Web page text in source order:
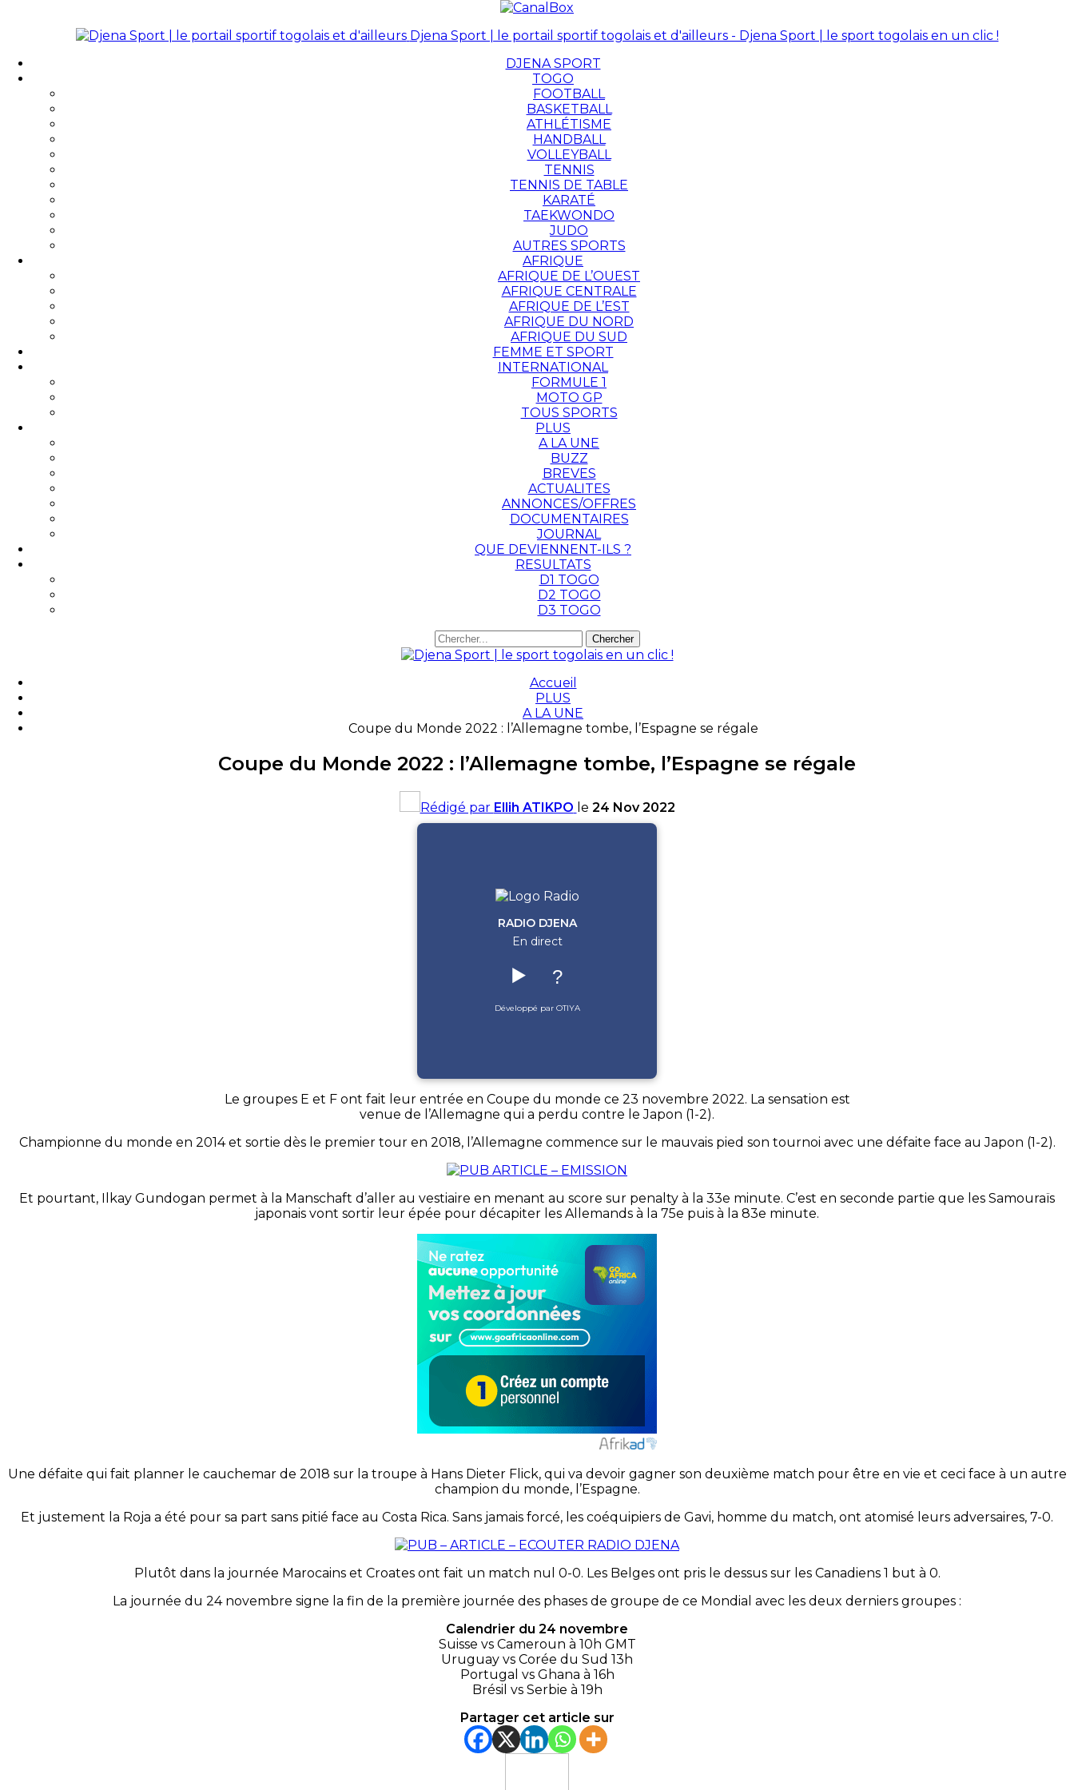
Djena Sport | le portail sportif togolais et d'ailleurs - Djena Sport | le sport togolais en un clic !
DJENA SPORT
TOGO
FOOTBALL
BASKETBALL
ATHLÉTISME
HANDBALL
VOLLEYBALL
TENNIS
TENNIS DE TABLE
KARATÉ
TAEKWONDO
JUDO
AUTRES SPORTS
AFRIQUE
AFRIQUE DE L’OUEST
AFRIQUE CENTRALE
AFRIQUE DE L’EST
AFRIQUE DU NORD
AFRIQUE DU SUD
FEMME ET SPORT
INTERNATIONAL
FORMULE 1
MOTO GP
TOUS SPORTS
PLUS
A LA UNE
BUZZ
BREVES
ACTUALITES
ANNONCES/OFFRES
DOCUMENTAIRES
JOURNAL
QUE DEVIENNENT-ILS ?
RESULTATS
D1 TOGO
D2 TOGO
D3 TOGO
Accueil
PLUS
A LA UNE
Coupe du Monde 2022 : l’Allemagne tombe, l’Espagne se régale
Coupe du Monde 2022 : l’Allemagne tombe, l’Espagne se régale
Rédigé par Ellih ATIKPO le 24 Nov 2022
RADIO DJENA
En direct
▶️ ?
Développé par OTIYA
Le groupes E et F ont fait leur entrée en Coupe du monde ce 23 novembre 2022. La sensation est
venue de l’Allemagne qui a perdu contre le Japon (1-2).
Championne du monde en 2014 et sortie dès le premier tour en 2018, l’Allemagne commence sur le mauvais pied son tournoi avec une défaite face au Japon (1-2).
Et pourtant, Ilkay Gundogan permet à la Manschaft d’aller au vestiaire en menant au score sur penalty à la 33e minute. C’est en seconde partie que les Samouraïs
japonais vont sortir leur épée pour décapiter les Allemands à la 75e puis à la 83e minute.
Une défaite qui fait planner le cauchemar de 2018 sur la troupe à Hans Dieter Flick, qui va devoir gagner son deuxième match pour être en vie et ceci face à un autre
champion du monde, l’Espagne.
Et justement la Roja a été pour sa part sans pitié face au Costa Rica. Sans jamais forcé, les coéquipiers de Gavi, homme du match, ont atomisé leurs adversaires, 7-0.
Plutôt dans la journée Marocains et Croates ont fait un match nul 0-0. Les Belges ont pris le dessus sur les Canadiens 1 but à 0.
La journée du 24 novembre signe la fin de la première journée des phases de groupe de ce Mondial avec les deux derniers groupes :
Calendrier du 24 novembre
Suisse vs Cameroun à 10h GMT
Uruguay vs Corée du Sud 13h
Portugal vs Ghana à 16h
Brésil vs Serbie à 19h
Partager cet article sur